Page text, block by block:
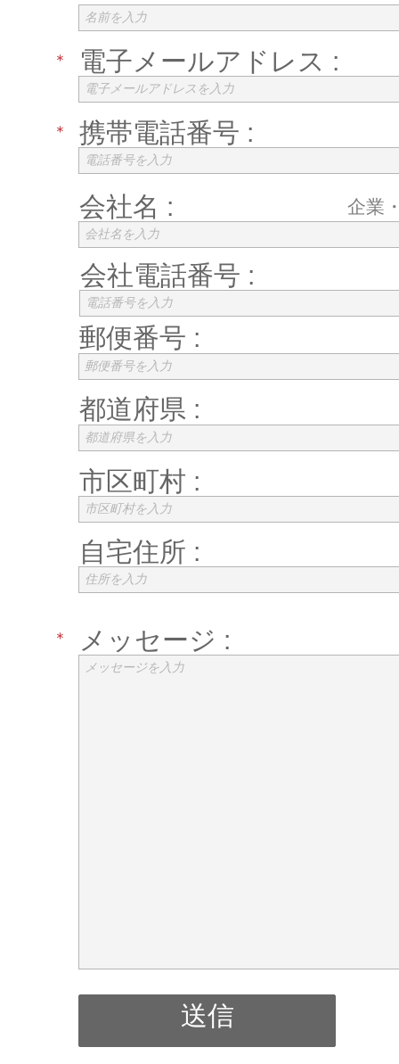
名前を入力
電子メールアドレス :
電子メールアドレスを入力
送信
メッセージ :
メッセージを入力
携帯電話番号 :
電話番号を入力
自宅住所 :
住所を入力
市区町村 :
市区町村を入力
都道府県 :
都道府県を入力
郵便番号 :
郵便番号を入力
会社名 :
会社名を入力
会社電話番号 :
電話番号を入力
＊
＊
＊
企業